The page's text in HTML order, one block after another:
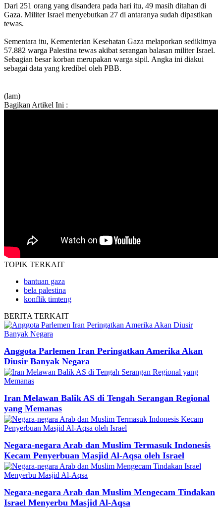
Dari 251 orang yang disandera pada hari itu, 49 masih ditahan di
Gaza. Militer Israel menyebutkan 27 di antaranya sudah dipastikan
tewas.
Sementara itu, Kementerian Kesehatan Gaza melaporkan sedikitnya
57.882 warga Palestina tewas akibat serangan balasan militer Israel.
Sebagian besar korban merupakan warga sipil. Angka ini diakui
sebagai data yang kredibel oleh PBB.
(lam)
Bagikan Artikel Ini :
TOPIK TERKAIT
bantuan gaza
bela palestina
konflik timteng
BERITA TERKAIT
Anggota Parlemen Iran Peringatkan Amerika Akan
Diusir Banyak Negara
Iran Melawan Balik AS di Tengah Serangan Regional
yang Memanas
Negara-negara Arab dan Muslim Termasuk Indonesis
Kecam Penyerbuan Masjid Al-Aqsa oleh Israel
Negara-negara Arab dan Muslim Mengecam Tindakan
Israel Menyerbu Masjid Al-Aqsa